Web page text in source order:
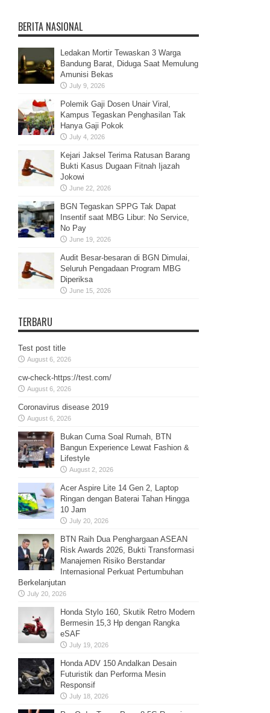
BERITA NASIONAL
Ledakan Mortir Tewaskan 3 Warga
Bandung Barat, Diduga Saat Memulung
Amunisi Bekas
July 9, 2026
Polemik Gaji Dosen Unair Viral,
Kampus Tegaskan Penghasilan Tak
Hanya Gaji Pokok
July 4, 2026
Kejari Jaksel Terima Ratusan Barang
Bukti Kasus Dugaan Fitnah Ijazah
Jokowi
June 22, 2026
BGN Tegaskan SPPG Tak Dapat
Insentif saat MBG Libur: No Service,
No Pay
June 19, 2026
Audit Besar-besaran di BGN Dimulai,
Seluruh Pengadaan Program MBG
Diperiksa
June 15, 2026
TERBARU
Test post title
August 6, 2026
cw-check-https://test.com/
August 6, 2026
Coronavirus disease 2019
August 6, 2026
Bukan Cuma Soal Rumah, BTN
Bangun Experience Lewat Fashion &
Lifestyle
August 2, 2026
Acer Aspire Lite 14 Gen 2, Laptop
Ringan dengan Baterai Tahan Hingga
10 Jam
July 20, 2026
BTN Raih Dua Penghargaan ASEAN
Risk Awards 2026, Bukti Transformasi
Manajemen Risiko Berstandar
Internasional Perkuat Pertumbuhan
Berkelanjutan
July 20, 2026
Honda Stylo 160, Skutik Retro Modern
Bermesin 15,3 Hp dengan Rangka
eSAF
July 19, 2026
Honda ADV 150 Andalkan Desain
Futuristik dan Performa Mesin
Responsif
July 18, 2026